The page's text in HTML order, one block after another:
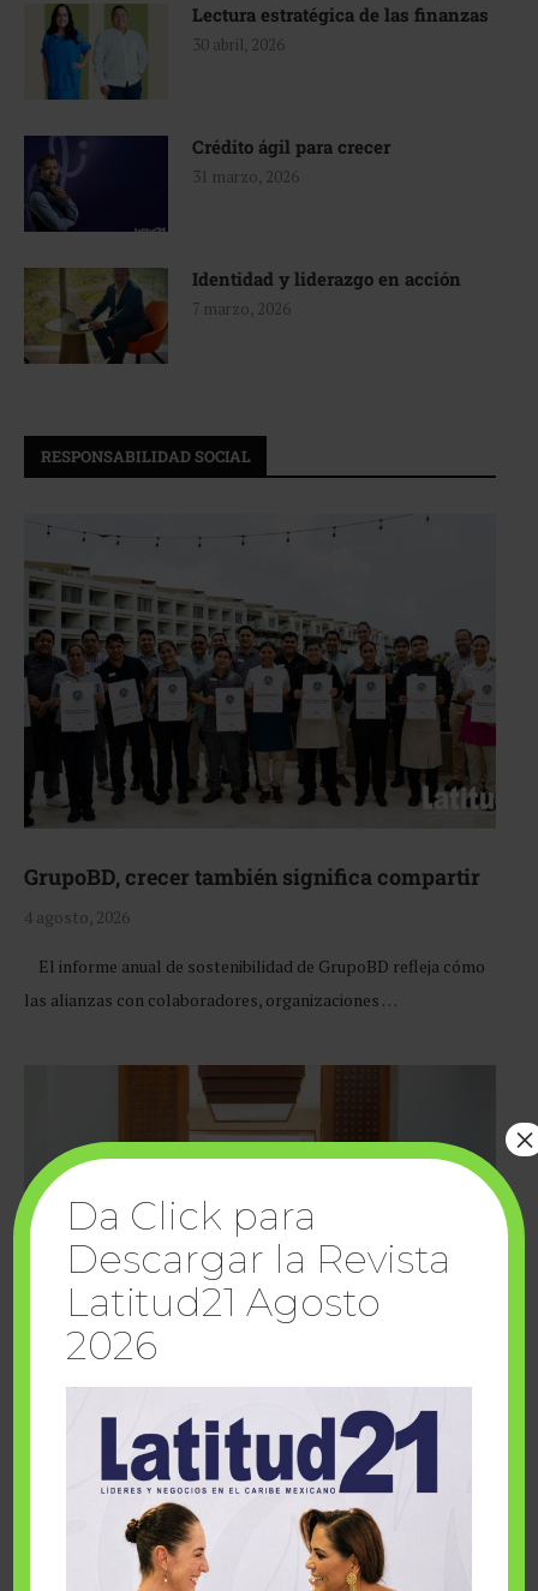
Lectura estratégica de las finanzas
30 abril, 2026
Crédito ágil para crecer
31 marzo, 2026
Identidad y liderazgo en acción
7 marzo, 2026
RESPONSABILIDAD SOCIAL
GrupoBD, crecer también significa compartir
4 agosto, 2026
El informe anual de sostenibilidad de GrupoBD refleja cómo
las alianzas con colaboradores, organizaciones …
Cuando la solidaridad inspira; cumplen
sueños Fairmont Mayakoba y Make-A-Wish
México
Fairmont Mayakoba y Make-A-Wish México unieron
Da Click para
Descargar la Revista
Latitud21 Agosto
2026
×